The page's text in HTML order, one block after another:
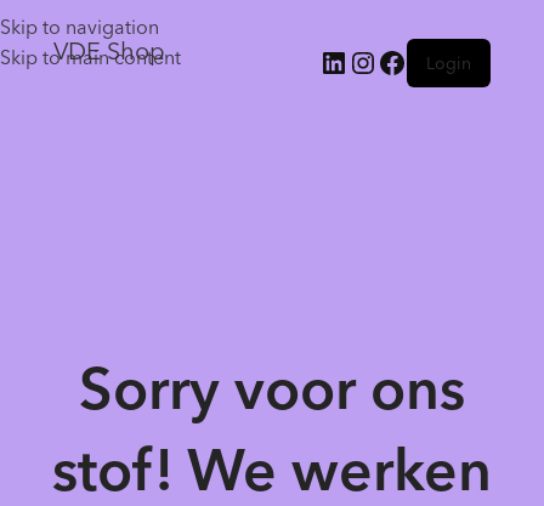
Skip to navigation
Skip to main content
VDE Shop Login
Sorry voor ons
stof! We werken